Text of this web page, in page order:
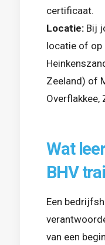
certificaat.
Locatie:Bij
locatie of op
Zeeland) of
Overflakkee,
Wat
BHV
Een
van een